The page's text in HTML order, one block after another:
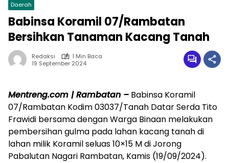
Daerah
Babinsa Koramil 07/Rambatan
Bersihkan Tanaman Kacang Tanah
Redaksi
1 Min Baca
19 September 2024
Mentreng.com | Rambatan – Babinsa Koramil
07/Rambatan Kodim 03037/Tanah Datar Serda Tito
Frawidi bersama dengan Warga Binaan melakukan
pembersihan gulma pada lahan kacang tanah di
lahan milik Koramil seluas 10×15 M di Jorong
Pabalutan Nagari Rambatan, Kamis (19/09/2024).